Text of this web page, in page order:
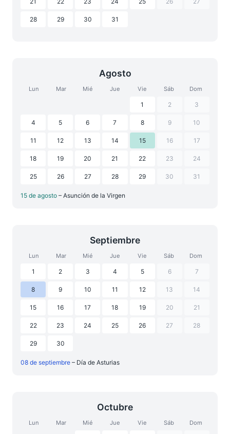
28 29 30 31
Agosto
Lun Mar Mié Jue Vie Sáb Dom
1 2 3
4 5 6 7 8 9 10
11 12 13 14 15 16 17
18 19 20 21 22 23 24
25 26 27 28 29 30 31
15 de agosto – Asunción de la Virgen
Septiembre
Lun Mar Mié Jue Vie Sáb Dom
1 2 3 4 5 6 7
8 9 10 11 12 13 14
15 16 17 18 19 20 21
22 23 24 25 26 27 28
29 30
08 de septiembre – Día de Asturias
Octubre
Lun Mar Mié Jue Vie Sáb Dom